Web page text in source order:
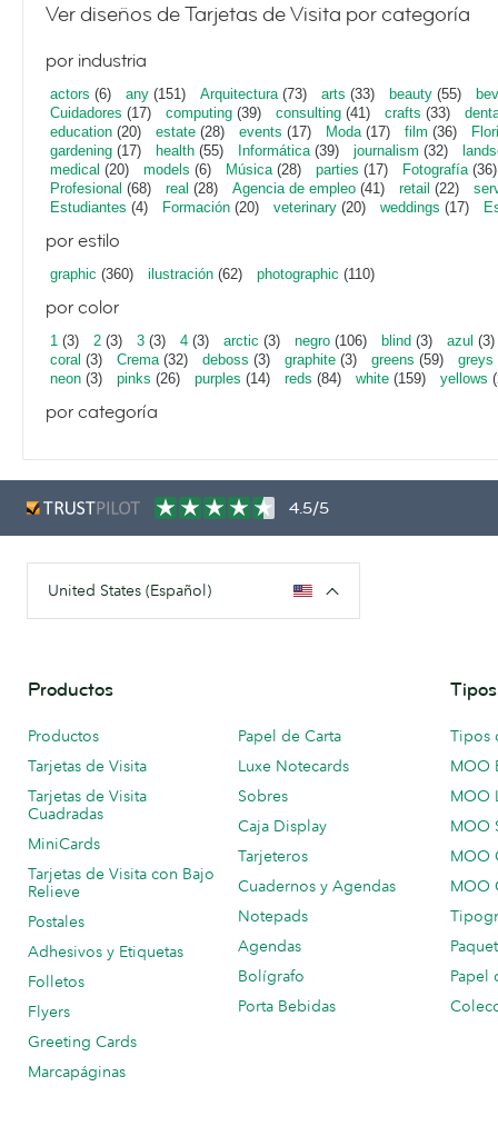
Ver diseños de Tarjetas de Visita por categoría
por industria
actors (6) any (151) Arquitectura(73) arts (33) beauty (55)
Cuidadores (17) computing (39) consulting (41) crafts (33)
education (20) estate (28) events (17) Moda(17) film (36)
gardening (17) health (55) Informática(39) journalism (32)
medical (20) models (6) Música(28) parties (17) Fotografía(36)
Profesional (68) real (28) Agencia de empleo (41) retail (22)
Estudiantes (4) Formación (20) veterinary (20) weddings (17)
por estilo
graphic (360) ilustración (62) photographic (110)
por color
1 (3) 2 (3) 3 (3) 4 (3) arctic (3) negro (106) blind (3) azul (3)
coral (3) Crema(32) deboss (3) graphite (3) greens (59) greys
neon (3) pinks (26) purples (14) reds (84) white (159) yellows
por categoría
4.5/5
United States (Español)
Productos
Productos
Tarjetas de Visita
Tarjetas de Visita
Cuadradas
MiniCards
Tarjetas de Visita con Bajo
Relieve
Postales
Adhesivos y Etiquetas
Folletos
Flyers
Greeting Cards
Marcapáginas
Papel de Carta
Luxe Notecards
Sobres
Caja Display
Tarjeteros
Cuadernos y Agendas
Notepads
Agendas
Bolígrafo
Porta Bebidas
Tipos
MOO
MOO
MOO
MOO
MOO
Papel